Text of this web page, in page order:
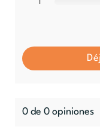
0 de 0 opiniones